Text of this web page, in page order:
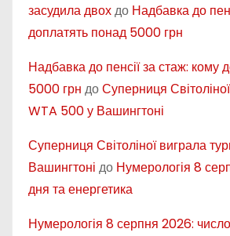
засудила двохдо Надбавка до
доплатять понад 5000 грн
Надбавка до пенсії за стаж: кому
5000 грн доСуперниця
WTA 500 у Вашингтоні
Суперниця Світоліної виграла
Вашингтоні до Нумерологія 8
дня та енергетика
Нумерологія 8 серпня 2026: